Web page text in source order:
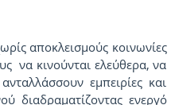
αποκλεισμούς κοινωνίες
να κινούνται ελεύθερα, να
εμπειρίες και
διαδραματίζοντας ενεργό